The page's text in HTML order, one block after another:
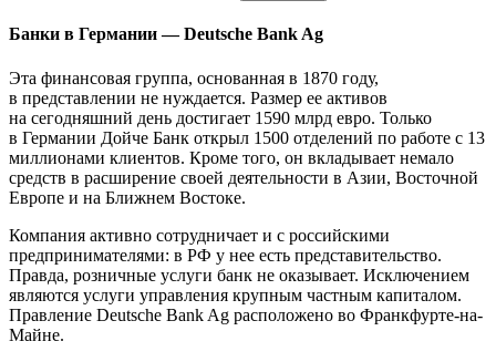
Банки в Германии — Deutsche Bank Ag
Эта финансовая группа, основанная в 1870 году,
в представлении не нуждается. Размер ее активов
на сегодняшний день достигает 1590 млрд евро. Только
в Германии Дойче Банк открыл 1500 отделений по работе с 13
миллионами клиентов. Кроме того, он вкладывает немало
средств в расширение своей деятельности в Азии, Восточной
Европе и на Ближнем Востоке.
Компания активно сотрудничает и с российскими
предпринимателями: в РФ у нее есть представительство.
Правда, розничные услуги банк не оказывает. Исключением
являются услуги управления крупным частным капиталом.
Правление Deutsche Bank Ag расположено во Франкфурте-на-
Майне.